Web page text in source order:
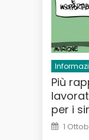
Più
per i
Posted
on
1